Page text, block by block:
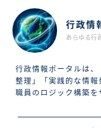
行政情
あらゆる行
行政情報ポータルは
整理」「実践的な情
職員のロジック構築を